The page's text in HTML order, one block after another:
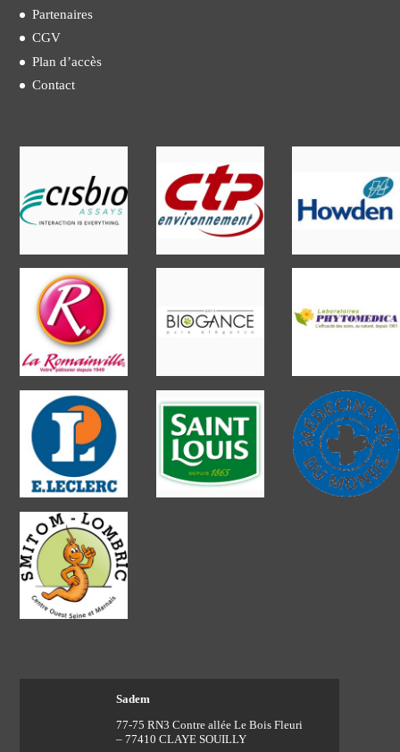
Partenaires
CGV
Plan d’accès
Contact
Sadem
77-75 RN3 Contre allée Le Bois Fleuri
– 77410 CLAYE SOUILLY